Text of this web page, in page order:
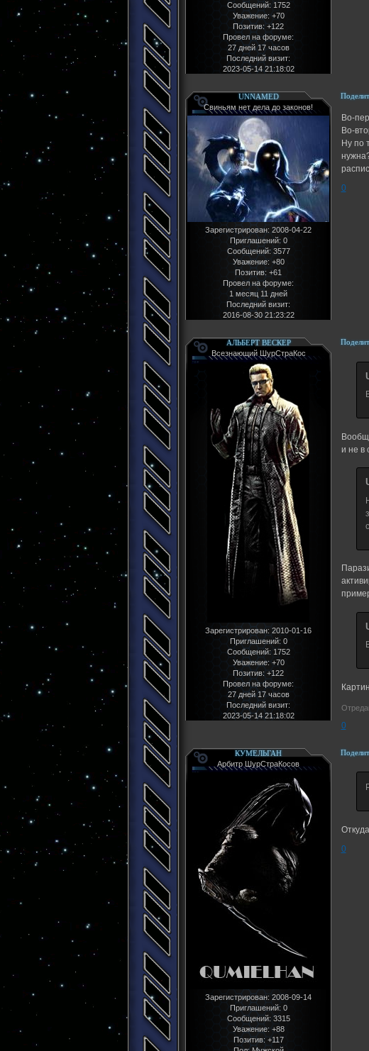
Сообщений: 1752
Уважение: +70
Позитив: +122
Провел на форуме:
27 дней 17 часов
Последний визит:
2023-05-14 21:18:02
UNNAMED
Свиньям нет дела до законов!
Зарегистрирован: 2008-04-22
Приглашений: 0
Сообщений: 3577
Уважение: +80
Позитив: +61
Провел на форуме:
1 месяц 11 дней
Последний визит:
2016-08-30 21:23:22
Во-
Во-
Ну по
0
АЛЬБЕРТ ВЕСКЕР
Всезнающий ШурСтраКос
Зарегистрирован: 2010-01-16
Приглашений: 0
Сообщений: 1752
Уважение: +70
Позитив: +122
Провел на форуме:
27 дней 17 часов
Последний визит:
2023-05-14 21:18:02
и не в
0
КУМЕЛЬГАН
Арбитр ШурСтраКосов
Зарегистрирован: 2008-09-14
Приглашений: 0
Сообщений: 3315
Уважение: +88
Позитив: +117
0